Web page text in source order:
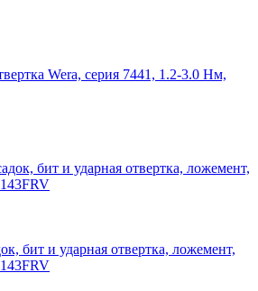
Wera, серия 7441, 1.2-3.0 Нм,
бит и ударная отвертка, ложемент,